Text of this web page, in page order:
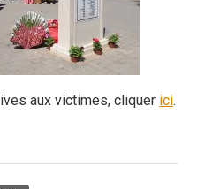
aux victimes, cliquer ici.